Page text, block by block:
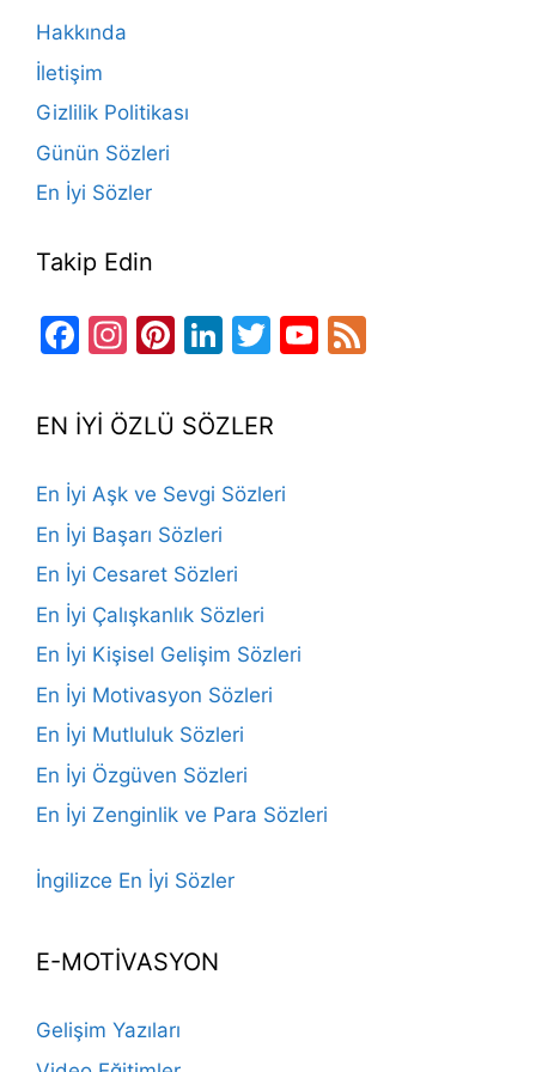
o
o
k
Hakkında
İletişim
Gizlilik Politikası
Günün Sözleri
En İyi Sözler
Takip Edin
Facebook
Instagram
Pinterest
LinkedIn
TwitterYouTube
EN İYİ ÖZLÜ SÖZLER
En İyi Aşk ve Sevgi Sözleri
En İyi Başarı Sözleri
En İyi Cesaret Sözleri
En İyi Çalışkanlık Sözleri
En İyi Kişisel Gelişim Sözleri
En İyi Motivasyon Sözleri
En İyi Mutluluk Sözleri
En İyi Özgüven Sözleri
En İyi Zenginlik ve Para Sözleri
İngilizce En İyi Sözler
E-MOTİVASYON
Gelişim Yazıları